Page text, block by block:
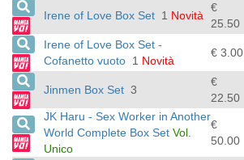
Irene of Love Box Set 1 Novità
€
25.50
Irene of Love Box Set -
Cofanetto vuoto 1 Novità
€ 3.00
Jinmen Box Set 3
€
22.50
JK Haru - Sex Worker in Another
World Complete Box Set Vol.
Unico
€
50.00